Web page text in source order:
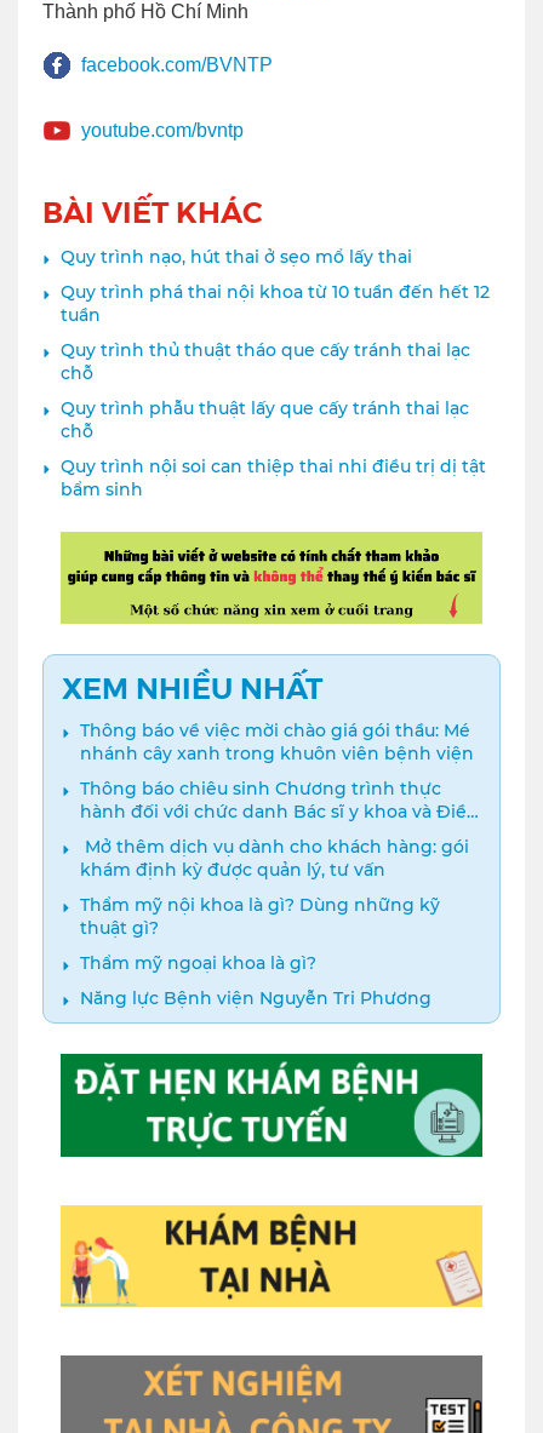
Thành phố Hồ Chí Minh
facebook.com/BVNTP
youtube.com/bvntp
BÀI VIẾT KHÁC
Quy trình nạo, hút thai ở sẹo mổ lấy thai
Quy trình phá thai nội khoa từ 10 tuần đến hết 12
tuần
Quy trình thủ thuật tháo que cấy tránh thai lạc
chỗ
Quy trình phẫu thuật lấy que cấy tránh thai lạc
chỗ
Quy trình nội soi can thiệp thai nhi điều trị dị tật
bẩm sinh
XEM NHIỀU NHẤT
Thông báo về việc mời chào giá gói thầu: Mé
nhánh cây xanh trong khuôn viên bệnh viện
Thông báo chiêu sinh Chương trình thực
hành đối với chức danh Bác sĩ y khoa và Điều
dưỡng năm 2024
️ Mở thêm dịch vụ dành cho khách hàng: gói
khám định kỳ được quản lý, tư vấn
Thẩm mỹ nội khoa là gì? Dùng những kỹ
thuật gì?
Thẩm mỹ ngoại khoa là gì?
Năng lực Bệnh viện Nguyễn Tri Phương